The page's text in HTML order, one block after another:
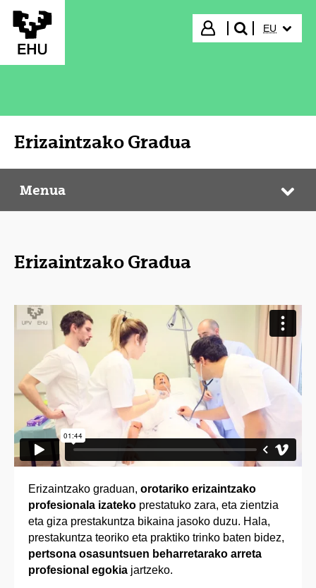
Eduki nagusira joan
Hasi saioa
bilatu"
EU
Erizaintzako Gradua
Erizaintzako Gradua
Menua
Erizaintzako Gradua
Erizaintzako graduan, orotariko erizaintzako
profesionala izateko prestatuko zara, eta zientzia
eta giza prestakuntza bikaina jasoko duzu. Hala,
prestakuntza teoriko eta praktiko trinko baten bidez,
pertsona osasuntsuen beharretarako arreta
profesional egokia jartzeko.